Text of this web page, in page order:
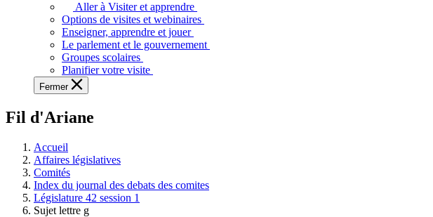
voir,
apprendre
et
découvrir
l'Assemblée
législative.
Aller à Visiter et apprendre
Options de visites et webinaires
Enseigner, apprendre et jouer
Le parlement et le gouvernement
Groupes scolaires
Planifier votre visite
Fermer
Fil d'Ariane
Accueil
Affaires législatives
Comités
Index du journal des debats des comites
Législature 42 session 1
Sujet lettre g